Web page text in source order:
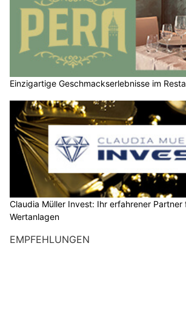
Einzigartige Geschmackserlebnisse im
Claudia Müller Invest: Ihr erfahrener
Wertanlagen
EMPFEHLUNGEN